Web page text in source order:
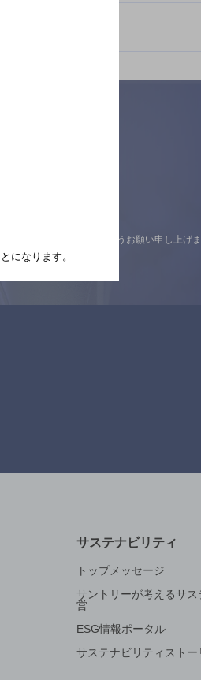
の上ご来店くださいますようお願い申し上げま
サステナビリティ
トップメッセージ
サントリーが考えるサ
営
ESG情報ポータル
サステナビリティストー
になります。